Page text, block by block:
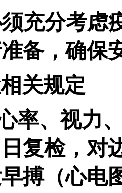
充分考虑
备，确保
关规定
率、视力
复检，对
搏（心电